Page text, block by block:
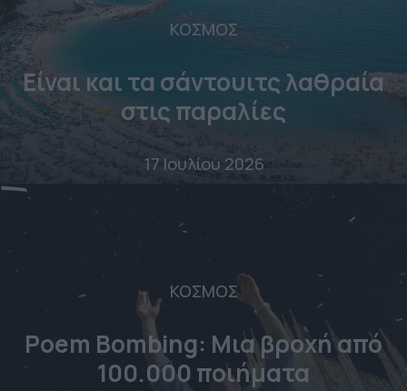
ΚΟΣΜΟΣ
Είναι και τα σάντουιτς λαθραία
στις παραλίες
17 Ιουλίου 2026
ΚΟΣΜΟΣ
Poem Bombing: Mια βροχή από
100.000 ποιήματα